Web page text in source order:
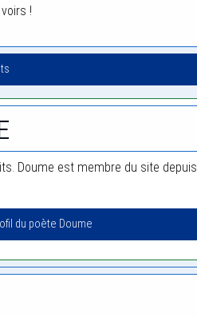
!
Doume est membre du site depuis
du poète Doume